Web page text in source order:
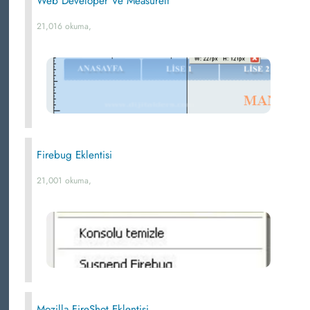
21,016 okuma,
Firebug Eklentisi
21,001 okuma,